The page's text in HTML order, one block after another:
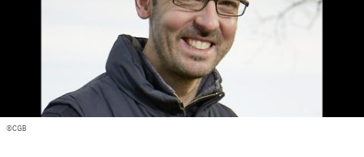
Abonnez-vous
©CGB